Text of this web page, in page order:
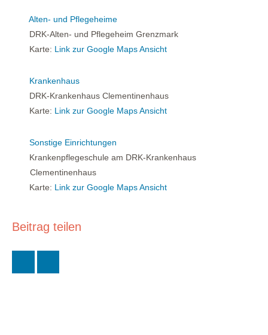
Alten- und Pflegeheime
DRK-Alten- und Pflegeheim Grenzmark
Karte: Link zur Google Maps Ansicht
Krankenhaus
DRK-Krankenhaus Clementinenhaus
Karte: Link zur Google Maps Ansicht
Sonstige Einrichtungen
Krankenpflegeschule am DRK-Krankenhaus
Clementinenhaus
Karte: Link zur Google Maps Ansicht
Beitrag teilen